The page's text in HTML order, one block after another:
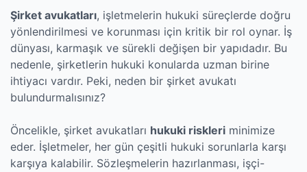
Şirket avukatları, işletmelerin hukuki süreçlerde doğru
yönlendirilmesi ve korunması için kritik bir rol oynar. İş
dünyası, karmaşık ve sürekli değişen bir yapıdadır. Bu
nedenle, şirketlerin hukuki konularda uzman birine
ihtiyacı vardır. Peki, neden bir şirket avukatı
bulundurmalısınız?
Öncelikle, şirket avukatları hukuki riskleri minimize
eder. İşletmeler, her gün çeşitli hukuki sorunlarla karşı
karşıya kalabilir. Sözleşmelerin hazırlanması, işçi-